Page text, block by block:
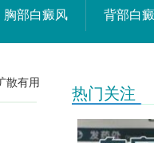
胸部白癜风 背部白
散有用
热门关注